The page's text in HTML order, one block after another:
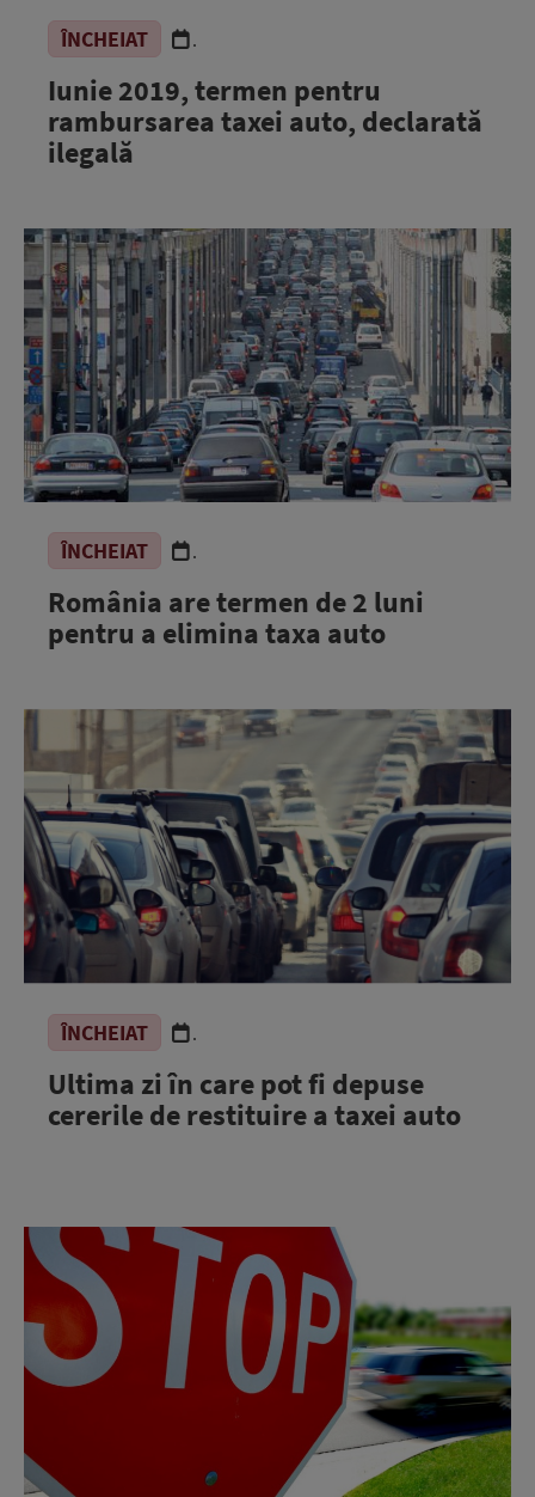
ÎNCHEIAT .
Iunie 2019, termen pentru
rambursarea taxei auto, declarată
ilegală
ÎNCHEIAT .
România are termen de 2 luni
pentru a elimina taxa auto
ÎNCHEIAT .
Ultima zi în care pot fi depuse
cererile de restituire a taxei auto